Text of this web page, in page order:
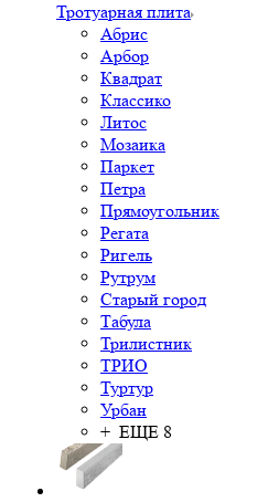
Тротуарная плита
Абрис
Арбор
Квадрат
Классико
Литос
Мозаика
Паркет
Петра
Прямоугольник
Регата
Ригель
Рутрум
Старый город
Табула
Трилистник
ТРИО
Туртур
Урбан
+ ЕЩЕ 8